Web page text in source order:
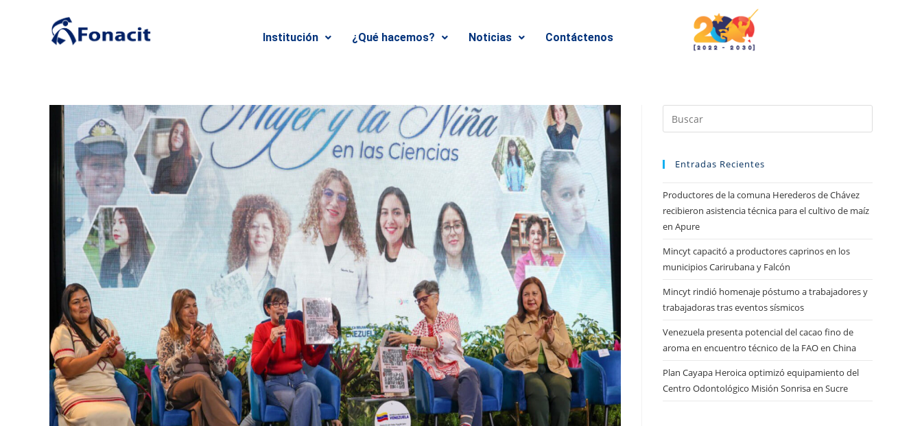
Institución ¿Qué hacemos? Noticias Contáctenos
Entradas Recientes
Productores de la comuna Herederos de Chávez
recibieron asistencia técnica para el cultivo de maíz
en Apure
Mincyt capacitó a productores caprinos en los
municipios Carirubana y Falcón
Mincyt rindió homenaje póstumo a trabajadores y
trabajadoras tras eventos sísmicos
Venezuela presenta potencial del cacao fino de
aroma en encuentro técnico de la FAO en China
Plan Cayapa Heroica optimizó equipamiento del
Centro Odontológico Misión Sonrisa en Sucre